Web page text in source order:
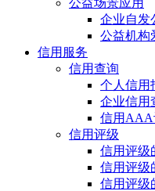
公益场景应用
企业自发
公益机构
信用服务
信用查询
个人信用
企业信用
信用AAA
信用评级
信用评级
信用评级
信用评级